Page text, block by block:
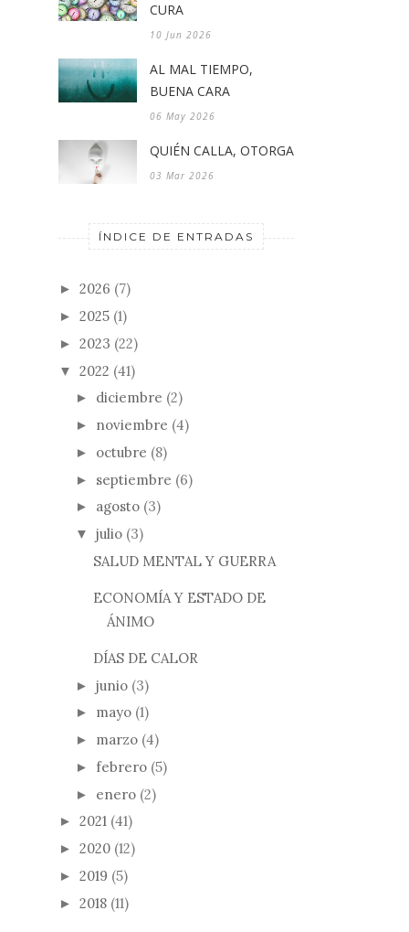
CURA
10 Jun 2026
AL MAL TIEMPO,
BUENA CARA
06 May 2026
QUIÉN CALLA, OTORGA
03 Mar 2026
ÍNDICE DE ENTRADAS
► 2026 (7)
► 2025 (1)
► 2023 (22)
▼ 2022 (41)
► diciembre (2)
► noviembre (4)
► octubre (8)
► septiembre (6)
► agosto (3)
▼ julio (3)
SALUD MENTAL Y GUERRA
ECONOMÍA Y ESTADO DE
ÁNIMO
DÍAS DE CALOR
► junio (3)
► mayo (1)
► marzo (4)
► febrero (5)
► enero (2)
► 2021 (41)
► 2020 (12)
► 2019 (5)
► 2018 (11)